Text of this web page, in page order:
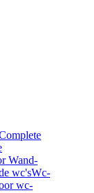
Wand-
wc'sWc-
wc-